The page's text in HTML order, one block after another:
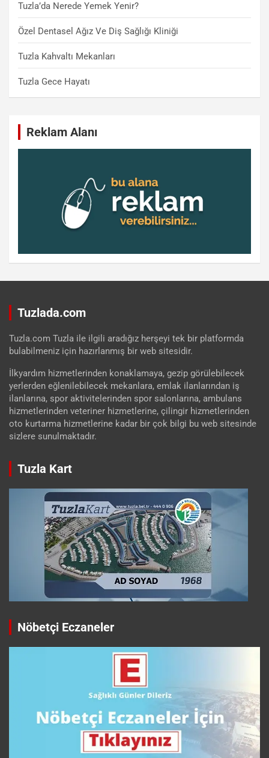
Tuzla’da Nerede Yemek Yenir?
Özel Dentasel Ağız Ve Diş Sağlığı Kliniği
Tuzla Kahvaltı Mekanları
Tuzla Gece Hayatı
Reklam Alanı
Tuzlada.com
Tuzla.com Tuzla ile ilgili aradığız herşeyi tek bir platformda
bulabilmeniz için hazırlanmış bir web sitesidir.
İlkyardım hizmetlerinden konaklamaya, gezip görülebilecek
yerlerden eğlenilebilecek mekanlara, emlak ilanlarından iş
ilanlarına, spor aktivitelerinden spor salonlarına, ambulans
hizmetlerinden veteriner hizmetlerine, çilingir hizmetlerinden
oto kurtarma hizmetlerine kadar bir çok bilgi bu web sitesinde
sizlere sunulmaktadır.
Tuzla Kart
Nöbetçi Eczaneler